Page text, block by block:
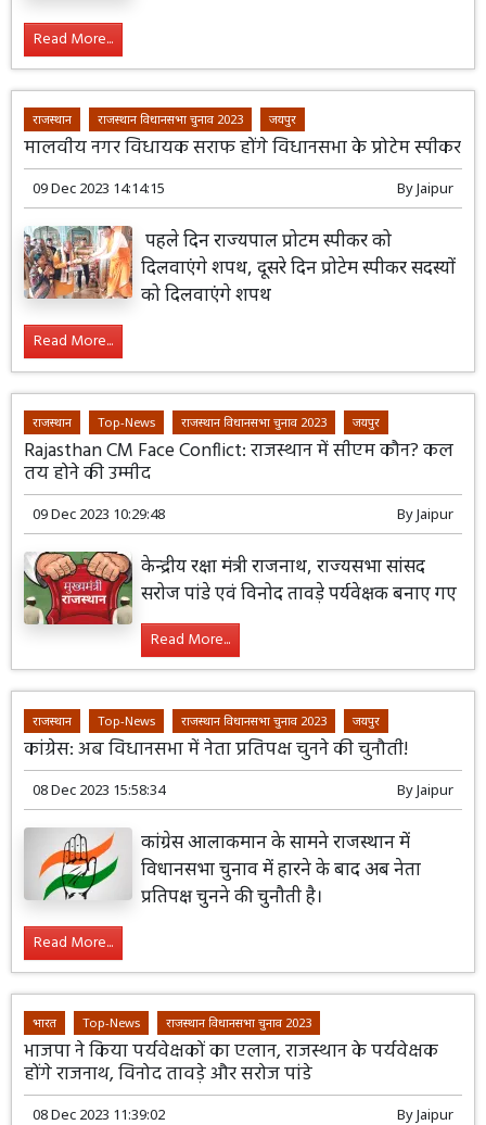
Read More...
राजस्थान राजस्थान विधानसभा चुनाव 2023 जयपुर
मालवीय नगर विधायक सराफ होंगे विधानसभा के प्रोटेम स्पीकर
09 Dec 2023 14:14:15 ByJaipur
पहले दिन राज्यपाल प्रोटम स्पीकर को
दिलवाएंगे शपथ, दूसरे दिन प्रोटेम स्पीकर सदस्यों
को दिलवाएंगे शपथ
Read More...
राजस्थान Top-News राजस्थान विधानसभा चुनाव 2023 जयपुर
Rajasthan CM Face Conflict: राजस्थान में सीएम कौन? कल
तय होने की उम्मीद
09 Dec 2023 10:29:48 ByJaipur
केन्द्रीय रक्षा मंत्री राजनाथ, राज्यसभा सांसद
सरोज पांडे एवं विनोद तावड़े पर्यवेक्षक बनाए गए
Read More...
राजस्थान Top-News राजस्थान विधानसभा चुनाव 2023 जयपुर
कांग्रेस: अब विधानसभा में नेता प्रतिपक्ष चुनने की चुनौती!
08 Dec 2023 15:58:34 ByJaipur
कांग्रेस आलाकमान के सामने राजस्थान में
विधानसभा चुनाव में हारने के बाद अब नेता
प्रतिपक्ष चुनने की चुनौती है।
Read More...
भारत Top-News राजस्थान विधानसभा चुनाव 2023
भाजपा ने किया पर्यवेक्षकों का एलान, राजस्थान के पर्यवेक्षक
होंगे राजनाथ, विनोद तावड़े और सरोज पांडे
08 Dec 2023 11:39:02 ByJaipur